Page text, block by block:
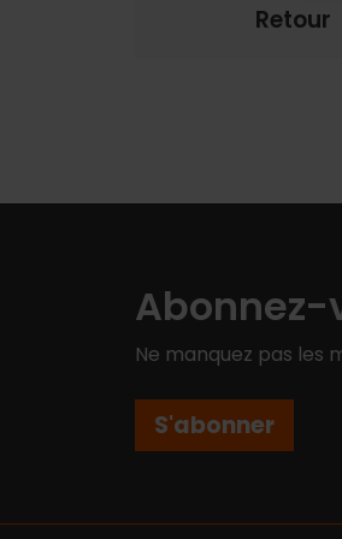
Retour
Abonnez-
Ne manquez pas les
S'abonner